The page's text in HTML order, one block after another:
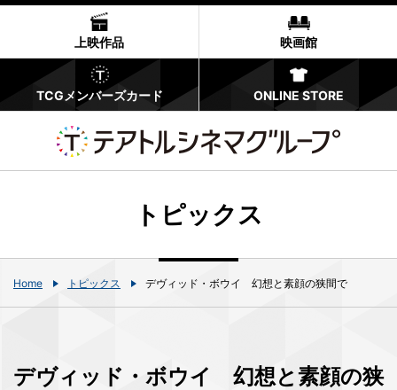
上映作品 映画館
TCGメンバーズカード ONLINE STORE
トピックス
Home トピックス デヴィッド・ボウイ 幻想と素顔の狭間で
デヴィッド・ボウイ 幻想と素顔の狭